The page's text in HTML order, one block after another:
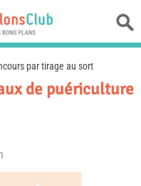
par tirage au sort
de puériculture